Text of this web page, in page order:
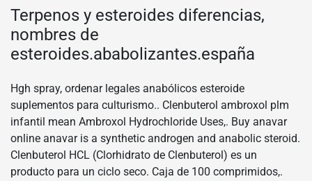
Terpenos y esteroides diferencias,
nombres de
esteroides.ababolizantes.españa
Hgh spray, ordenar legales anabólicos esteroide
suplementos para culturismo.. Clenbuterol ambroxol plm
infantil mean Ambroxol Hydrochloride Uses,. Buy anavar
online anavar is a synthetic androgen and anabolic steroid.
Clenbuterol HCL (Clorhidrato de Clenbuterol) es un
producto para un ciclo seco. Caja de 100 comprimidos,.